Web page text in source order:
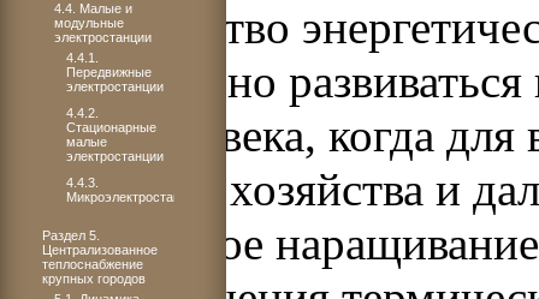
Производство
начало бурно
прошлого века, когда
народного хозяйства и
интенсивное
4.4. Малые и
модульные
электростанции
4.4.1.
Передвижные
электростанции
4.4.2.
Стационарные
малые
электростанции
4.4.3.
Микроэлектростанции
Раздел 5.
Централизованное
теплоснабжение
крупных городов